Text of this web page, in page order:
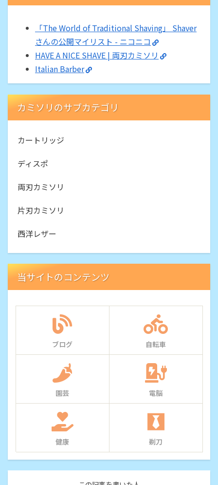
「The World of Traditional Shaving」 Shaver
さんの公開マイリスト - ニコニコ
HAVE A NICE SHAVE | 両刃カミソリ
Italian Barber
カミソリのサブカテゴリ
カートリッジ
ディスポ
両刃カミソリ
片刃カミソリ
西洋レザー
当サイトのコンテンツ
ブログ 自転車
園芸 電脳
健康 剃刀